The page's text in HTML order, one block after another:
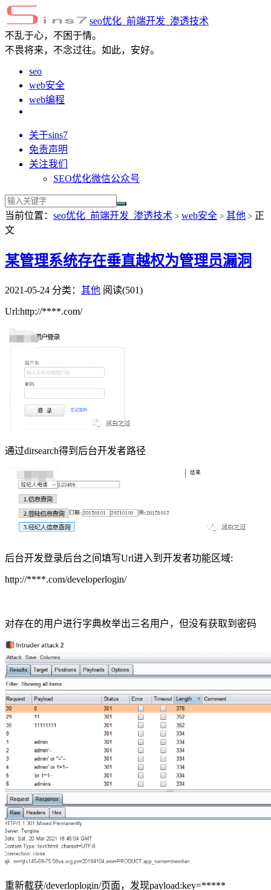
seo优化_前端开发_渗透技术
不乱于心，不困于情。
不畏将来，不念过往。如此，安好。
seo
web安全
web编程
关于sins7
免责声明
关注我们
SEO优化微信公众号
当前位置： seo优化_前端开发_渗透技术 > web安全 > 其他 > 正
文
某管理系统存在垂直越权为管理员漏洞
2021-05-24 分类： 其他 阅读(501)
Url:http://****.com/
通过dirsearch得到后台开发者路径
后台开发登录后台之间填写Url进入到开发者功能区域:
http://****.com/developerlogin/
对存在的用户进行字典枚举出三名用户，但没有获取到密码
重新截获/deverloplogin/页面，发现payload:key=*****